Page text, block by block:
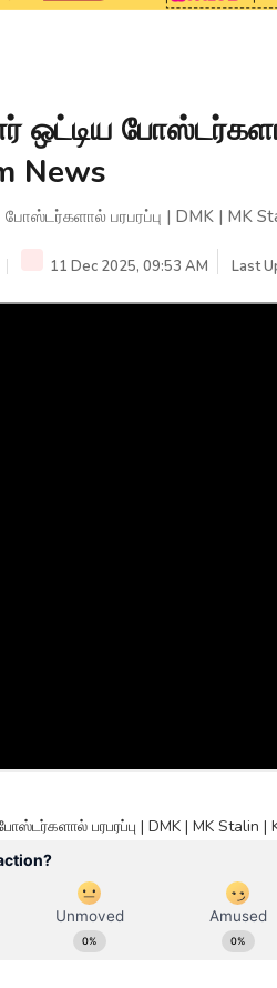
ஒட்டிய
News
போஸ்டர்களால் பரபரப்பு | DMK | MK
11 Dec 2025, 09:53 AM Last
பரபரப்பு | DMK | MK Stalin |